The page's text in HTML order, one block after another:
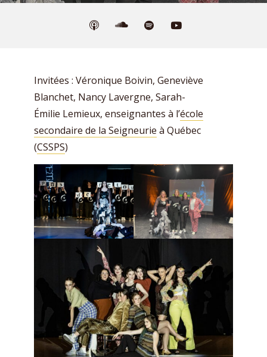
Invitées : Véronique Boivin, Geneviève
Blanchet, Nancy Lavergne, Sarah-
Émilie Lemieux, enseignantes à l’école
secondaire de la Seigneurie à Québec​
(CSSPS)